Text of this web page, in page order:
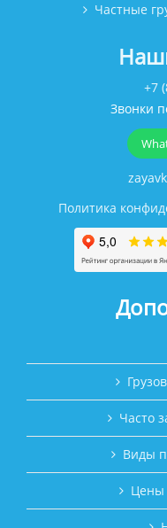
Частные
+7
Звонки
Политика
Часто
Виды
Цены